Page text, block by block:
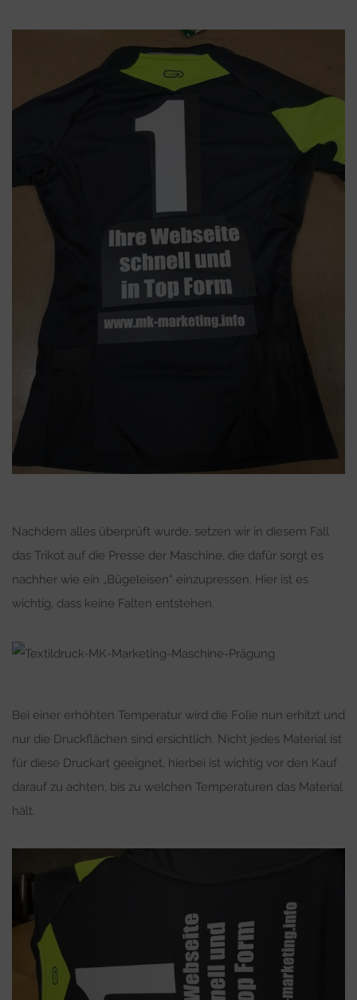
Nachdem alles überprüft wurde, setzen wir in diesem Fall
das Trikot auf die Presse der Maschine, die dafür sorgt es
nachher wie ein „Bügeleisen“ einzupressen. Hier ist es
wichtig, dass keine Falten entstehen.
Bei einer erhöhten Temperatur wird die Folie nun erhitzt und
nur die Druckflächen sind ersichtlich. Nicht jedes Material ist
für diese Druckart geeignet, hierbei ist wichtig vor den Kauf
darauf zu achten, bis zu welchen Temperaturen das Material
hält.